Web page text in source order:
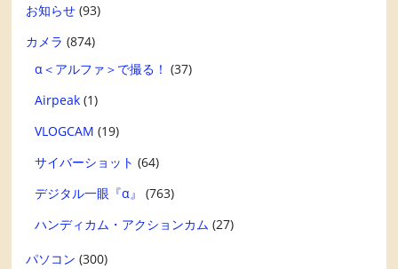
お知らせ (93)
カメラ (874)
α＜アルファ＞で撮る！ (37)
Airpeak (1)
VLOGCAM (19)
サイバーショット (64)
デジタル一眼『α』
(763)
ハンディカム・アクションカム (27)
パソコン (300)